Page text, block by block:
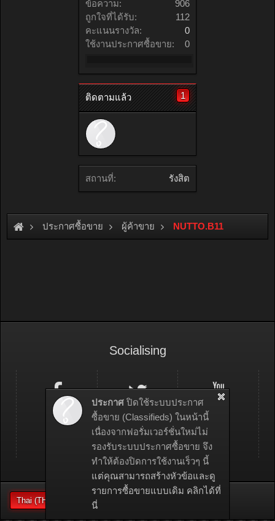
ประกาศ ปิดใช้ระบบประกาศ
ซื้อขาย (Classifieds) ในหน้านี้
เนื่องจากฟอรั่มเวอร์ชั่นใหม่ไม่
รองรับระบบประกาศซื้อขาย จึง
ทำให้ต้องปิดการใช้งานเร็วๆ นี้
แต่คุณสามารถสร้างหัวข้อและดู
รายการซื้อขายแบบเดิม คลิกได้ที่
นี่
ข้อความ:
906
ถูกใจที่ได้รับ:
112
คะแนนรางวัล:
0
ใช้งานประกาศซื้อขาย:
0
ติดตามแล้ว 1
สถานที่: รังสิต
ประกาศซื้อขาย ผู้ค้าขาย NUTTO.B11
Socialising
Thai (TH)